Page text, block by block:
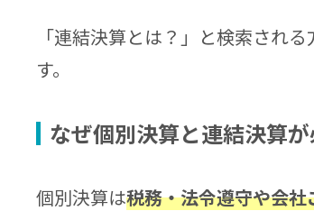
「連結決算とは？」と検索され
す。
なぜ個別決算と連結決算が
個別決算は税務・法令遵守や会